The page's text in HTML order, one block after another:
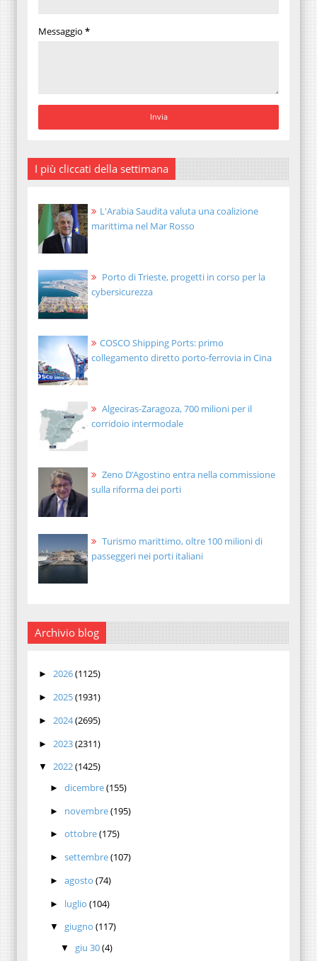
Messaggio *
I più cliccati della settimana
L'Arabia Saudita valuta una coalizione
marittima nel Mar Rosso
Porto di Trieste, progetti in corso per la
cybersicurezza
COSCO Shipping Ports: primo
collegamento diretto porto-ferrovia in Cina
Algeciras-Zaragoza, 700 milioni per il
corridoio intermodale
Zeno D’Agostino entra nella commissione
sulla riforma dei porti
Turismo marittimo, oltre 100 milioni di
passeggeri nei porti italiani
Archivio blog
► 2026(1125)
► 2025(1931)
► 2024(2695)
► 2023(2311)
▼ 2022(1425)
► dicembre(155)
► novembre(195)
► ottobre(175)
► settembre(107)
► agosto (74)
► luglio (104)
▼ giugno (117)
▼ giu 30(4)